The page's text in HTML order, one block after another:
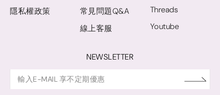
隱私權政策
常見問題Q&A
線上客服
Threads
Youtube
NEWSLETTER